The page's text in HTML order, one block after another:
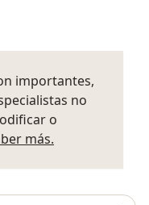
importantes,
no
o
más.